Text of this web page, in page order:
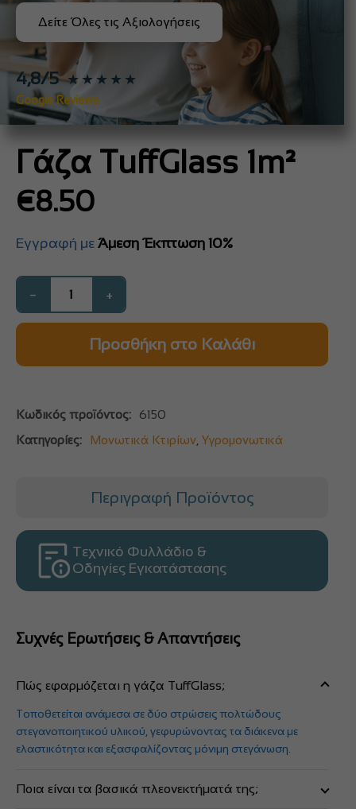
Δείτε Όλες τις Αξιολογήσεις
4,8/5 ★★★★★
Google Reviews
Γάζα TuffGlass 1m²
€8.50
Εγγραφή με Άμεση Έκπτωση 10%
− +
Προσθήκη στο Καλάθι
Κωδικός προϊόντος:
6150
Κατηγορίες:
Μονωτικά Κτιρίων Υγρομονωτικά
Περιγραφή Προϊόντος
Τεχνικό Φυλλάδιο &
Οδηγίες Εγκατάστασης
Συχνές Ερωτήσεις & Απαντήσεις
Πώς εφαρμόζεται η γάζα TuffGlass;
Τοποθετείται ανάμεσα σε δύο στρώσεις πολτώδους
στεγανοποιητικού υλικού, γεφυρώνοντας τα διάκενα με
ελαστικότητα και εξασφαλίζοντας μόνιμη στεγάνωση.
Ποια είναι τα βασικά πλεονεκτήματά της;